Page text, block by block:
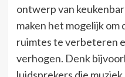
ontwerp van
maken het mogelijk
ruimtes te verbeteren
verhogen. Denk